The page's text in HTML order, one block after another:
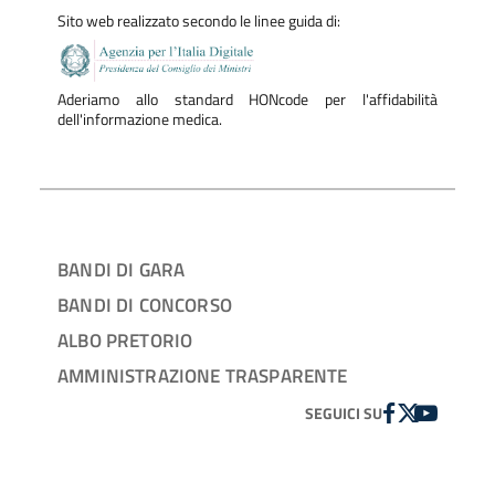
Sito web realizzato secondo le linee guida di:
Aderiamo allo standard HONcode per l'affidabilità
dell'informazione medica.
BANDI DI GARA
BANDI DI CONCORSO
ALBO PRETORIO
AMMINISTRAZIONE TRASPARENTE
SEGUICI SUFACEBOOK
TWITTER
YOUTUBE